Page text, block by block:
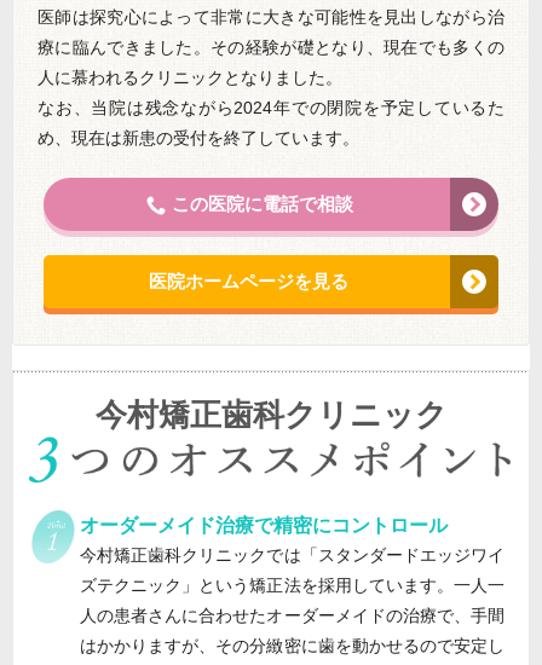
医師は探究心によって非常に大きな可能性を見出しながら治
療に臨んできました。その経験が礎となり、現在でも多くの
人に慕われるクリニックとなりました。
なお、当院は残念ながら2024年での閉院を予定しているた
め、現在は新患の受付を終了しています。
この医院に電話で相談
医院ホームページを見る
今村矯正歯科クリニック
オーダーメイド治療で精密にコントロール
今村矯正歯科クリニックでは「スタンダードエッジワイ
ズテクニック」という矯正法を採用しています。一人一
人の患者さんに合わせたオーダーメイドの治療で、手間
はかかりますが、その分緻密に歯を動かせるので安定し